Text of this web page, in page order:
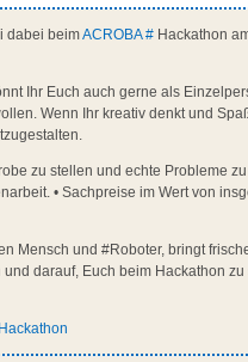
dabei beimACROBA # Hackathon
Ihr Euch auch gerne als
Wenn Ihr kreativ denkt und
zu stellen und echte Probleme zu
• Sachpreise im Wert von
Mensch und #Roboter, bringt
darauf, Euch beim Hackathon